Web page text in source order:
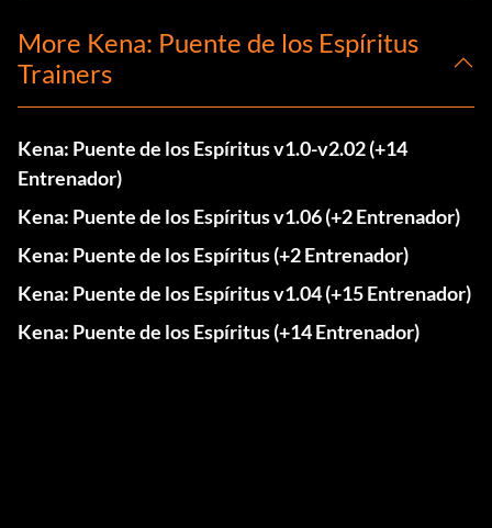
More Kena: Puente de los Espíritus
Trainers
Kena: Puente de los Espíritus v1.0-v2.02 (+14
Entrenador)
Kena: Puente de los Espíritus v1.06 (+2 Entrenador)
Kena: Puente de los Espíritus (+2 Entrenador)
Kena: Puente de los Espíritus v1.04 (+15 Entrenador)
Kena: Puente de los Espíritus (+14 Entrenador)